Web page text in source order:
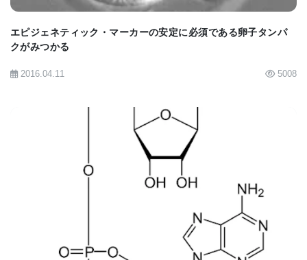
テニュリンは、発達中の脳でシナプスを形成するた
めに軸索と樹状突起を結び付ける役割を持つ膜貫通
るのかを初めて解明しました。この成果は、2024年
9月5日に『Cell』誌にオープンアクセス論文として
「Molecular and Cellular Mechanisms of Teneurin
Signaling in Synaptic Partner Matching（シナプス
相手のマッチングにおけるテニューリンシグナル伝
達の分子および細胞機構）」というタイトルで発表
エピジェネティック・マーカーの安定に必須である卵子タンパ
クがみつかる
2016.04.11 5008
BIOMARKET JP